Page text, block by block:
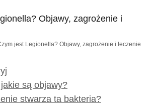
jest Legionella? Objawy, zagrożenie i leczenie
są objawy?
stwarza ta bakteria?